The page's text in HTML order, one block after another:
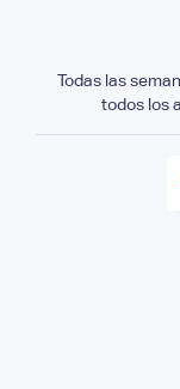
Todas las
todos los